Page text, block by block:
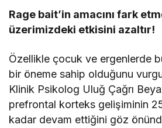
Rage bait’in amacını fark
üzerimizdeki etkisini azaltır!
Özellikle çocuk ve ergenlerde
bir öneme sahip olduğunu
Klinik Psikolog Uluğ Çağrı
prefrontal korteks gelişiminin
kadar devam ettiğini göz